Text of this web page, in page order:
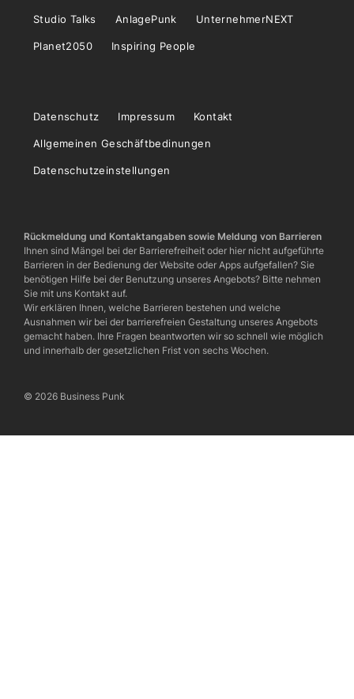
Studio Talks AnlagePunk UnternehmerNEXT
Planet2050 Inspiring People
Datenschutz Impressum Kontakt
Allgemeinen Geschäftbedinungen
Datenschutzeinstellungen
Rückmeldung und Kontaktangaben sowie Meldung von Barrieren
Ihnen sind Mängel bei der Barrierefreiheit oder hier nicht aufgeführte
Barrieren in der Bedienung der Website oder Apps aufgefallen? Sie
benötigen Hilfe bei der Benutzung unseres Angebots? Bitte nehmen
Sie mit uns Kontakt auf.
Wir erklären Ihnen, welche Barrieren bestehen und welche
Ausnahmen wir bei der barrierefreien Gestaltung unseres Angebots
gemacht haben. Ihre Fragen beantworten wir so schnell wie möglich
und innerhalb der gesetzlichen Frist von sechs Wochen.
© 2026 Business Punk